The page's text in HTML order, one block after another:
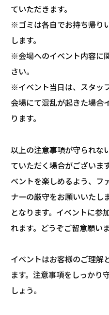
ていただきます。
※ゴミは各自でお持ち帰り
します。
※会場へのイベント内容に
さい。
※イベント当日は、スタッ
会場にて混乱が起きた場合
ります。
以上の注意事項が守られな
ていただく場合がございま
ベントを楽しめるよう、フ
ナーの厳守をお願いいたし
となります。イベントに参
れます。どうぞご留意願いま
イベントはお客様のご理解
ます。注意事項をしっかり
しょう。